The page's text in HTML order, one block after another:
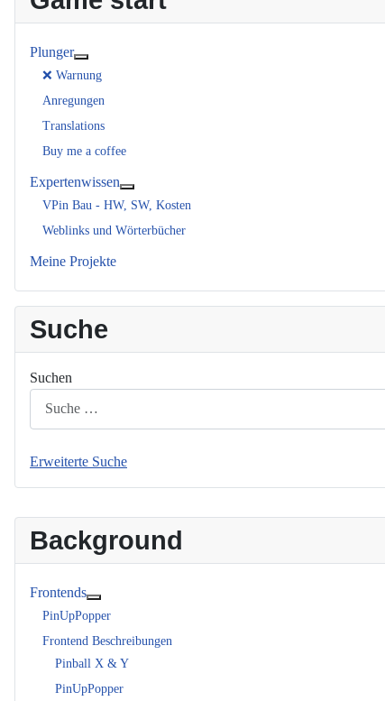
Background
Frontends
PinUpPopper
Frontend Beschreibungen
Pinball X & Y
PinUpPopper
Plunger
❌ Warnung
Anregungen
Translations
Buy me a coffee
Expertenwissen
VPin Bau - HW, SW, Kosten
Weblinks und Wörterbücher
Meine Projekte
Suche
Suchen
Erweiterte Suche